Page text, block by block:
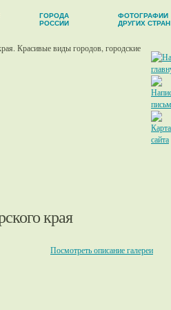
ГОРОДА
РОССИИ
ФОТОГРАФИИ
ДРУГИХ СТРАН
края
Посмотреть описание галереи